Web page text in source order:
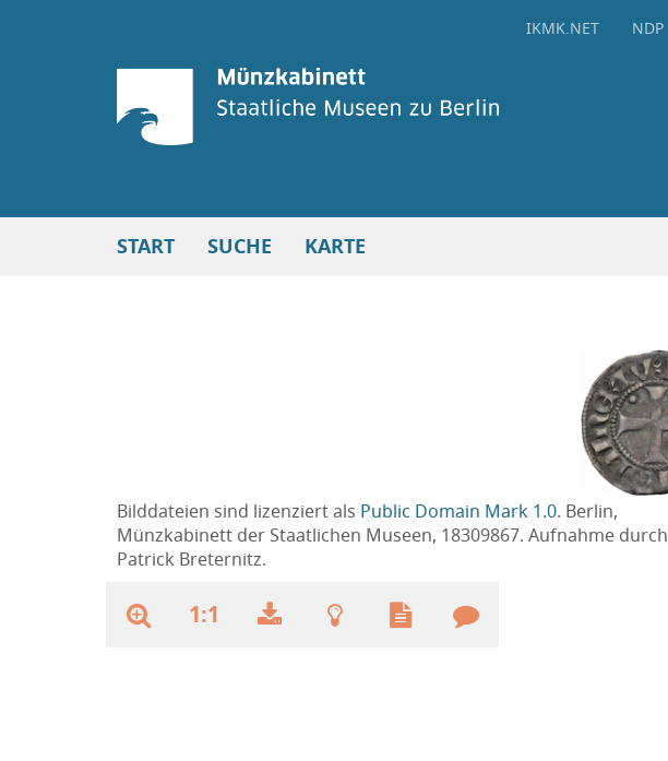
IKMK.NET NDP
START SUCHE KARTE
Bilddateien sind lizenziert als Public Domain Mark 1.0. Berlin,
Münzkabinett der Staatlichen Museen, 18309867. Aufnahme durch
Patrick Breternitz.
1:1